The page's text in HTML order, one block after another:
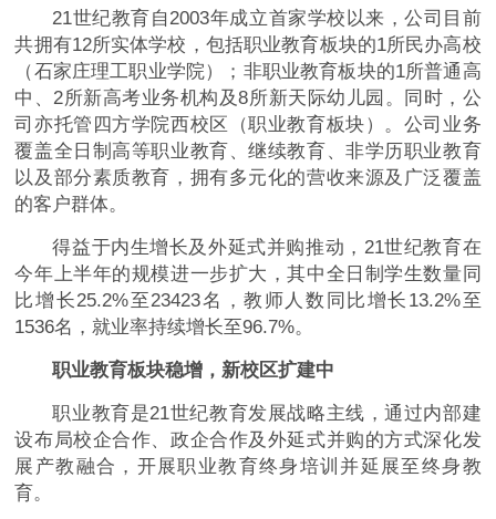
21世纪教育自2003年成立首家学校以来，公司目前
共拥有12所实体学校，包括职业教育板块的1所民办高校
（石家庄理工职业学院）；非职业教育板块的1所普通高
中、2所新高考业务机构及8所新天际幼儿园。同时，公
司亦托管四方学院西校区（职业教育板块）。公司业务
覆盖全日制高等职业教育、继续教育、非学历职业教育
以及部分素质教育，拥有多元化的营收来源及广泛覆盖
的客户群体。
得益于内生增长及外延式并购推动，21世纪教育在
今年上半年的规模进一步扩大，其中全日制学生数量同
比增长25.2%至23423名，教师人数同比增长13.2%至
1536名，就业率持续增长至96.7%。
职业教育板块稳增，新校区扩建中
职业教育是21世纪教育发展战略主线，通过内部建
设布局校企合作、政企合作及外延式并购的方式深化发
展产教融合，开展职业教育终身培训并延展至终身教
育。